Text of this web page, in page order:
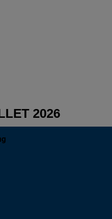
2026